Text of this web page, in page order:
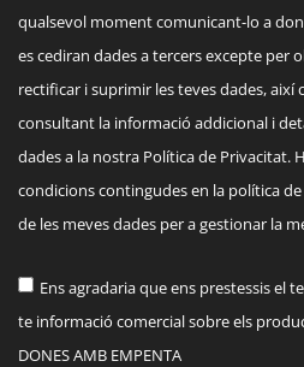
qualsevol moment comunicant-lo a
es cediran dades a tercers excepte per
rectificar i suprimir les teves dades, així
consultant la informació addicional i
dades a la nostra Política de Privacitat.
condicions contingudes en la política
de les meves dades per a gestionar la
Ens agradaria que ens prestessis el
te informació comercial sobre els
DONES AMB EMPENTA